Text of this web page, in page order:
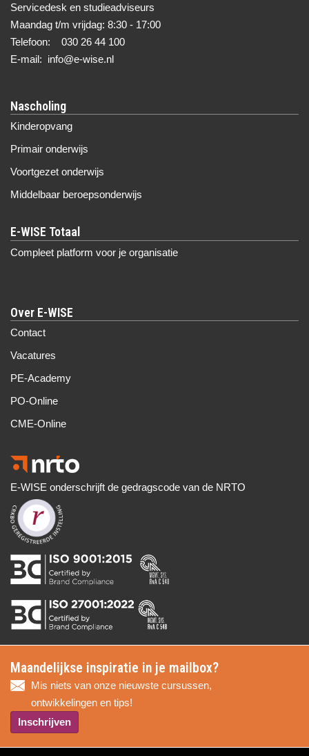
Servicedesk en studieadviseurs
Maandag t/m vrijdag: 8:30 - 17:00
Telefoon: 030 26 44 100
E-mail: info@e-wise.nl
Nascholing
Kinderopvang
Primair onderwijs
Voortgezet onderwijs
Middelbaar beroepsonderwijs
Compleet platform voor je organisatie
Over E-WISE
Contact
Vacatures
PE-Academy
PO-Online
CME-Online
E-WISE onderschrijft de gedragscode van de NRTO
Maandelijkse inspiratie in je mailbox?
Mis niets van onze nieuwste cursussen,
ontwikkelingen en tips!
Inschrijven